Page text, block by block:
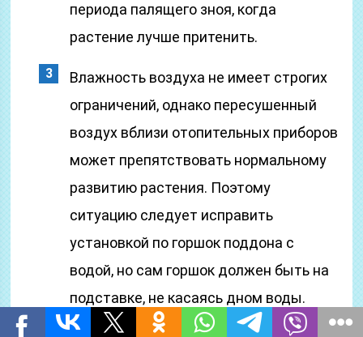
периода палящего зноя, когда
растение лучше притенить.
Влажность воздуха не имеет строгих
ограничений, однако пересушенный
воздух вблизи отопительных приборов
может препятствовать нормальному
развитию растения. Поэтому
ситуацию следует исправить
установкой по горшок поддона с
водой, но сам горшок должен быть на
подставке, не касаясь дном воды.